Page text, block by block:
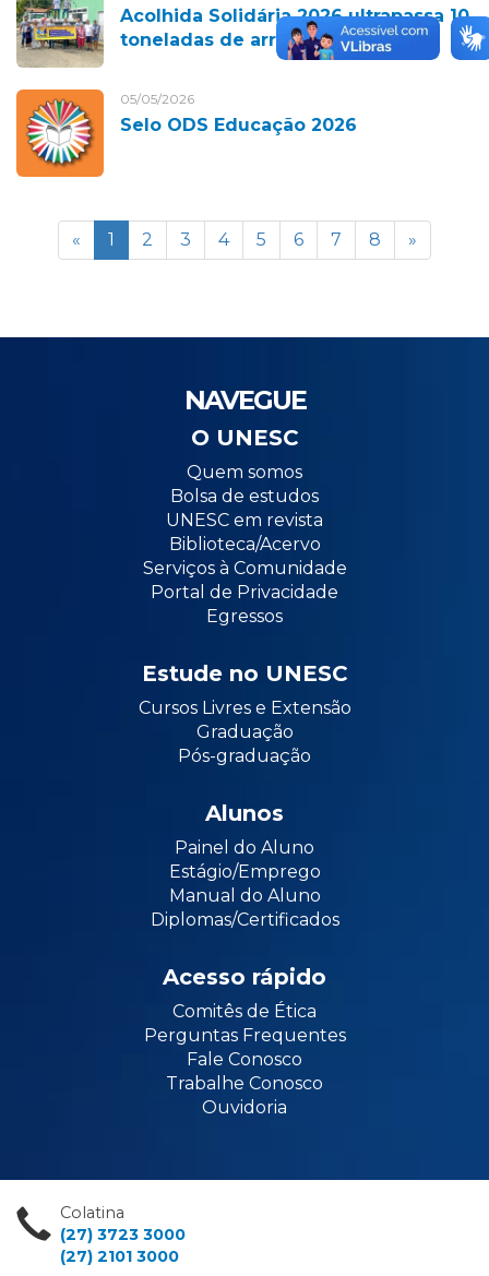
Acolhida Solidária 2026 ultrapassa 10
toneladas de arrecadações
05/05/2026
Selo ODS Educação 2026
« 1 2 3 4 5 6 7 8 »
NAVEGUE
O UNESC
Quem somos
Bolsa de estudos
UNESC em revista
Biblioteca/Acervo
Serviços à Comunidade
Portal de Privacidade
Egressos
Estude no UNESC
Cursos Livres e Extensão
Graduação
Pós-graduação
Alunos
Painel do Aluno
Estágio/Emprego
Manual do Aluno
Diplomas/Certificados
Acesso rápido
Comitês de Ética
Perguntas Frequentes
Fale Conosco
Trabalhe Conosco
Ouvidoria
Colatina
(27) 3723 3000
(27) 2101 3000